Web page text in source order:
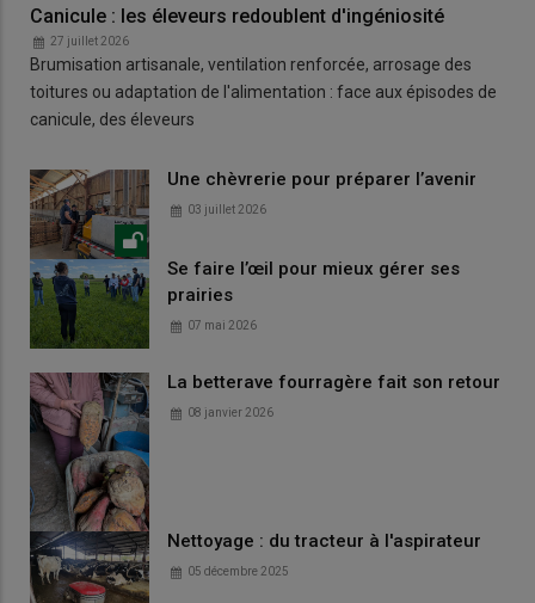
Canicule : les éleveurs redoublent d'ingéniosité
27 juillet 2026
Brumisation artisanale, ventilation renforcée, arrosage des
toitures ou adaptation de l'alimentation : face aux épisodes de
canicule, des éleveurs
Une chèvrerie pour préparer l’avenir
03 juillet 2026
Se faire l’œil pour mieux gérer ses
prairies
07 mai 2026
La betterave fourragère fait son retour
08 janvier 2026
Nettoyage : du tracteur à l'aspirateur
05 décembre 2025